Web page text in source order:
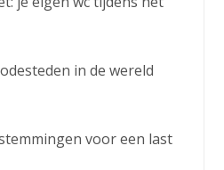
in de wereld
voor een last